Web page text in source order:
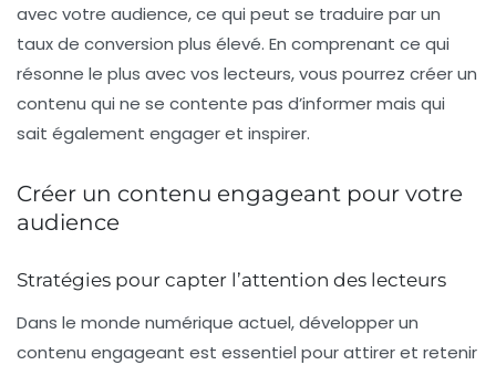
avec votre audience, ce qui peut se traduire par un
taux de conversion plus élevé. En comprenant ce qui
résonne le plus avec vos lecteurs, vous pourrez créer un
contenu qui ne se contente pas d’informer mais qui
sait également engager et inspirer.
Créer un contenu engageant pour votre
audience
Stratégies pour capter l’attention des lecteurs
Dans le monde numérique actuel,développer un
contenu engageant est essentiel pour attirer et retenir